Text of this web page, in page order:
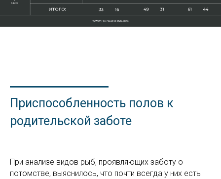
Приспособленность полов к
родительской заботе
При анализе видов рыб, проявляющих заботу о
потомстве, выяснилось, что почти всегда у них есть